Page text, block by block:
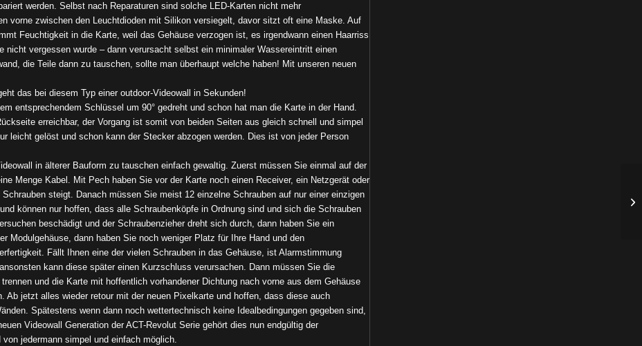
werden. Selbst nach Reparaturen sind solche LED-Karten nicht mehr
vorne zwischen den Leuchtdioden mit Silikon versiegelt, davor sitzt oft eine Maske. Auf
Feuchtigkeit in die Karte, weil das Gehäuse verzogen ist, es irgendwann einen Haarriss
nicht vergessen wurde – dann verursacht selbst ein minimaler Wassereintritt einen
die Teile dann zu tauschen, sollte man überhaupt welche haben! Mit unseren neuen
das bei diesem Typ einer outdoor-Videowall in Sekunden!
entsprechendem Schlüssel um 90° gedreht und schon hat man die Karte in der Hand.
erreichbar, der Vorgang ist somit von beiden Seiten aus gleich schnell und simpel
leicht gelöst und schon kann der Stecker abzogen werden. Dies ist von jeder Person
in älterer Bauform zu tauschen einfach gewaltig. Zuerst müssen Sie einmal auf der
Menge Kabel. Mit Pech haben Sie vor der Karte noch einen Receiver, ein Netzgerät oder
steigt. Danach müssen Sie meist 12 einzelne Schrauben auf nur einer einzigen
können nur hoffen, dass alle Schraubenköpfe in Ordnung sind und sich die Schrauben
beschädigt und der Schraubenzieher dreht sich durch, dann haben Sie ein
dann haben Sie noch weniger Platz für Ihre Hand und den
Fällt Ihnen eine der vielen Schrauben in das Gehäuse, ist Alarmstimmung
kann diese später einen Kurzschluss verursachen. Dann müssen Sie die
und die Karte mit hoffentlich vorhandener Dichtung nach vorne aus dem Gehäuse
Ab jetzt alles wieder retour mit der neuen Pixelkarte und hoffen, dass diese auch
Spätestens wenn dann noch wettertechnisch keine Idealbedingungen gegeben sind,
Videowall Generation der ACT-Revolut Serie gehört dies nun endgültig der
jedermann simpel und einfach möglich.